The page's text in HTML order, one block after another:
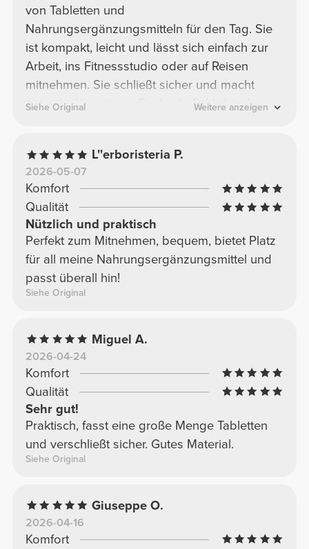
von Tabletten und
Nahrungsergänzungsmitteln für den Tag. Sie
ist kompakt, leicht und lässt sich einfach zur
Arbeit, ins Fitnessstudio oder auf Reisen
mitnehmen. Sie schließt sicher und macht
einen hochwertigen Eindruck. Schlicht, aber
Siehe Original Weitere anzeigen
L''erboristeria P.
2026-05-07
Komfort
Qualität
Nützlich und praktisch
Perfekt zum Mitnehmen, bequem, bietet Platz
für all meine Nahrungsergänzungsmittel und
passt überall hin!
Siehe Original
Miguel A.
2026-04-24
Komfort
Qualität
Sehr gut!
Praktisch, fasst eine große Menge Tabletten
und verschließt sicher. Gutes Material.
Siehe Original
Giuseppe O.
2026-04-16
Komfort